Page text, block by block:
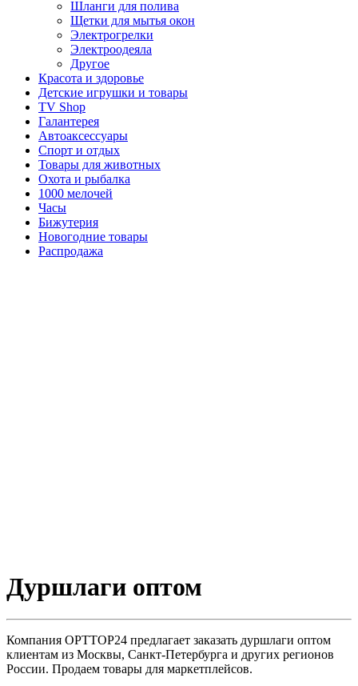
Шланги для полива
Щетки для мытья окон
Электрогрелки
Электроодеяла
Другое
Красота и здоровье
Детские игрушки и товары
TV Shop
Галантерея
Автоаксессуары
Спорт и отдых
Товары для животных
Охота и рыбалка
1000 мелочей
Часы
Бижутерия
Новогодние товары
Распродажа
Дуршлаги оптом
Компания OPTTOP24 предлагает заказать дуршлаги оптом
клиентам из Москвы, Санкт-Петербурга и других регионов
России. Продаем товары для маркетплейсов.